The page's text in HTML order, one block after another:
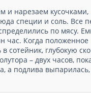
и нарезаем кусочками,
специи и соль. Все
по мясу.
час. Когда
в сотейник, глубокую
– двух часов,
а подлива